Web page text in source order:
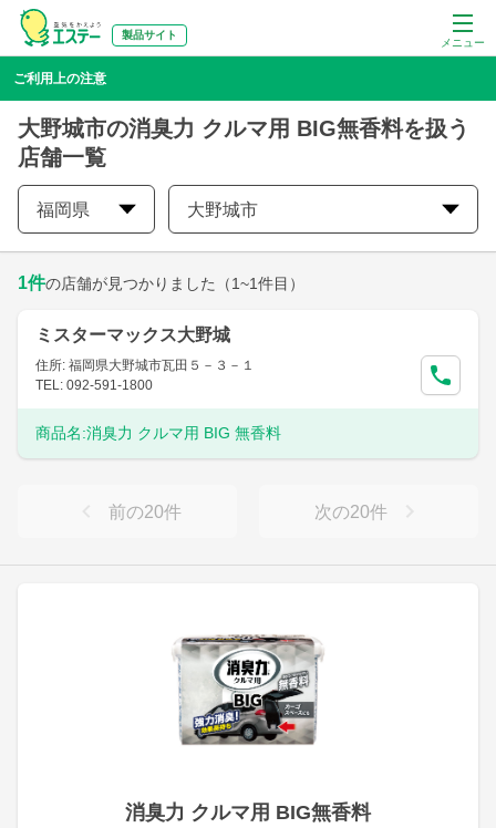
メニュー
製品サイト
ご利用上の注意
大野城市の消臭力 クルマ用 BIG無香料を扱う
店舗一覧
福岡県 大野城市
消臭力 クルマ用 BIG無香料
1件の店舗が見つかりました （1~1件目）
ミスターマックス大野城
住所: 福岡県大野城市瓦田５－３－１
TEL: 092-591-1800
商品名:消臭力 クルマ用 BIG 無香料
前の20件 次の20件